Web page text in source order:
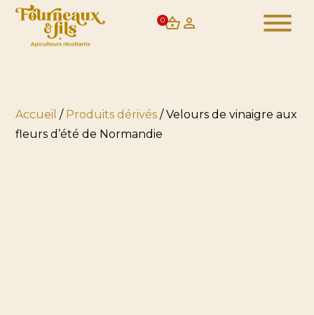
0
Accueil / Produits dérivés / Velours de vinaigre aux
fleurs d’été de Normandie